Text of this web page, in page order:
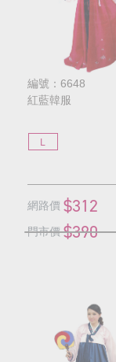
編號：6648
紅藍韓服
L
網路價 $312
門市價 $390